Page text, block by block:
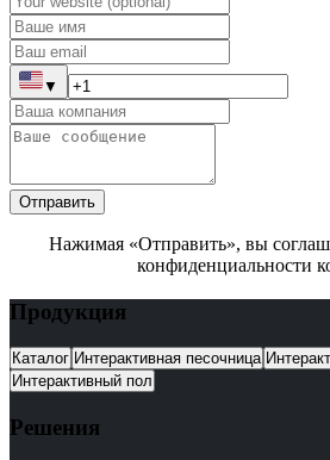
▼
Отправить
Нажимая «Отправить», вы
конфиденциальности
Продукция
Каталог Интерактивная песочница
Интерактивный пол
Решения